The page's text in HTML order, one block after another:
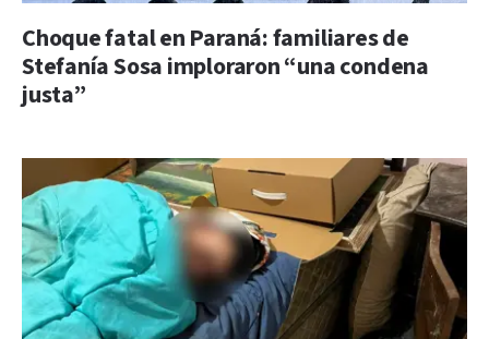
Choque fatal en Paraná: familiares de
Stefanía Sosa imploraron “una condena
justa”